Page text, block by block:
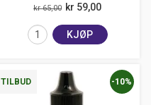
kr 65,00 kr 59,00
KJØP
TILBUD -10%